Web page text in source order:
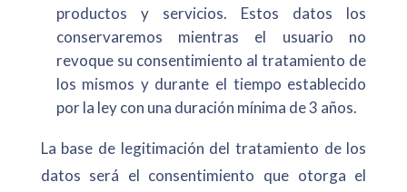
productos y servicios. Estos datos los
conservaremos mientras el usuario no
revoque su consentimiento al tratamiento de
los mismos y durante el tiempo establecido
por la ley con una duración mínima de 3 años.
La base de legitimación del tratamiento de los
datos será el consentimiento que otorga el